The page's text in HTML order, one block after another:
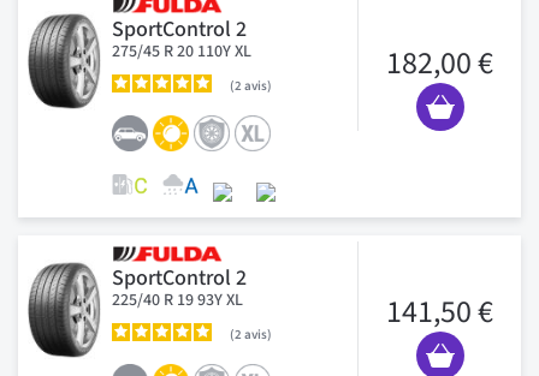
SportControl 2
275/45 R 20 110Y XL
2 avis
182,00 €
SportControl 2
225/40 R 19 93Y XL
2 avis
141,50 €